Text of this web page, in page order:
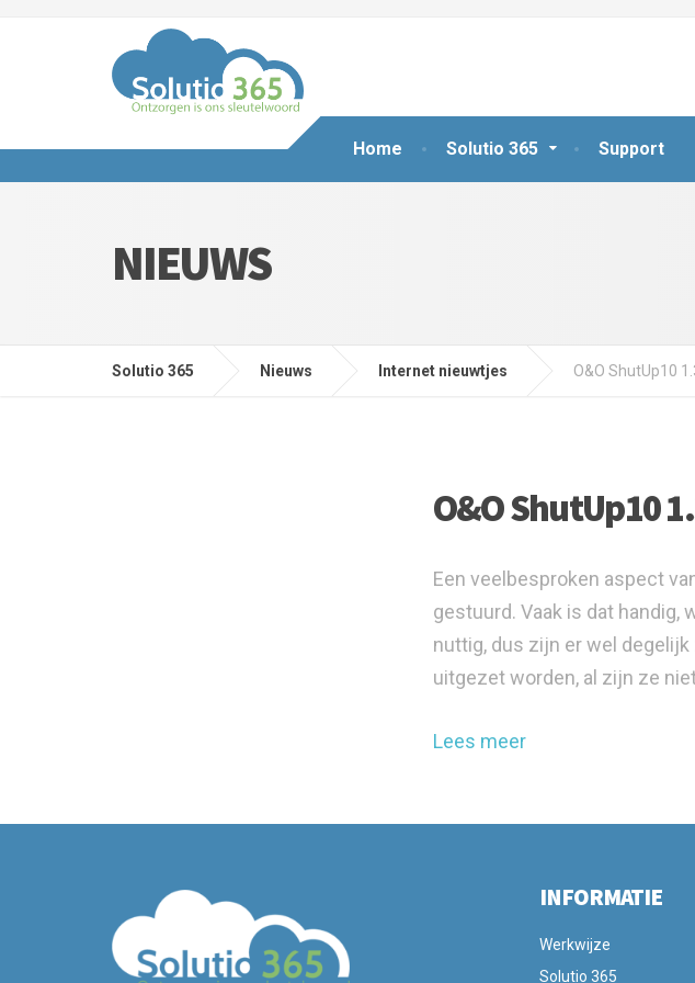
Home Solutio 365 Support
NIEUWS
Solutio 365 Nieuws Internet nieuwtjes O&O ShutUp10
O&O ShutUp10
Een veelbesproken aspect
gestuurd. Vaak is dat handig,
nuttig, dus zijn er wel
uitgezet worden, al zijn ze
Lees meer
INFORMATIE
Werkwijze
Solutio 365